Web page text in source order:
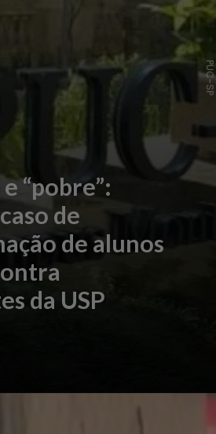
“pobre”:
de
de alunos
da USP
PUC-SP